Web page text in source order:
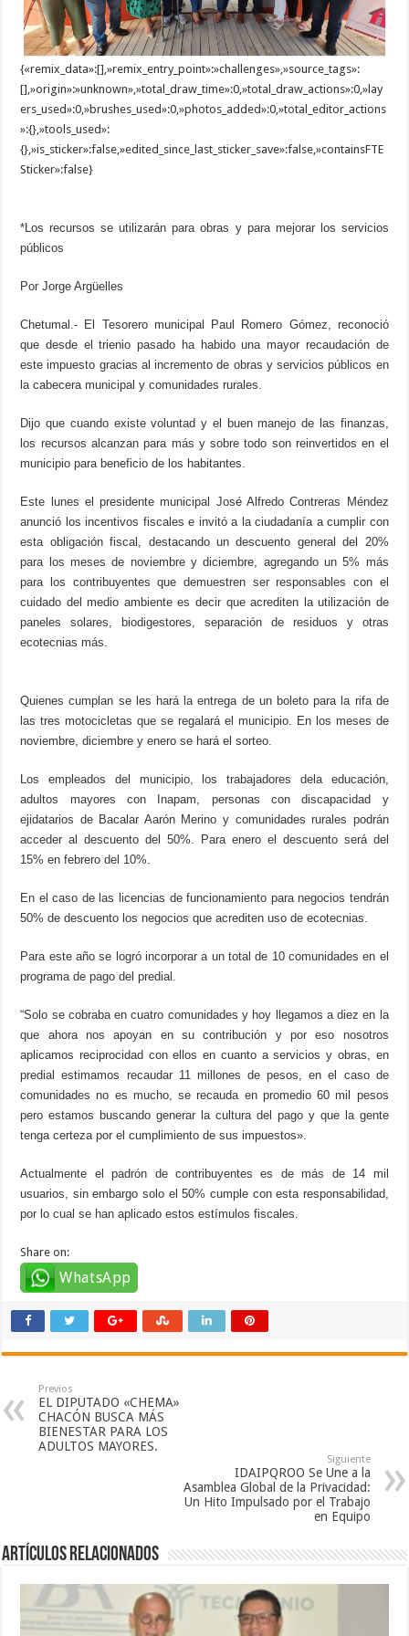
{«remix_data»:[],»remix_entry_point»:»challenges»,»source_tags»:
[],»origin»:»unknown»,»total_draw_time»:0,»total_draw_actions»:0,»lay
ers_used»:0,»brushes_used»:0,»photos_added»:0,»total_editor_actions
»:{},»tools_used»:
{},»is_sticker»:false,»edited_since_last_sticker_save»:false,»containsFTE
Sticker»:false}
*Los recursos se utilizarán para obras y para mejorar los servicios
públicos
Por Jorge Argüelles
Chetumal.- El Tesorero municipal Paul Romero Gómez, reconoció
que desde el trienio pasado ha habido una mayor recaudación de
este impuesto gracias al incremento de obras y servicios públicos en
la cabecera municipal y comunidades rurales.
Dijo que cuando existe voluntad y el buen manejo de las finanzas,
los recursos alcanzan para más y sobre todo son reinvertidos en el
municipio para beneficio de los habitantes.
Este lunes el presidente municipal José Alfredo Contreras Méndez
anunció los incentivos fiscales e invitó a la ciudadanía a cumplir con
esta obligación fiscal, destacando un descuento general del 20%
para los meses de noviembre y diciembre, agregando un 5% más
para los contribuyentes que demuestren ser responsables con el
cuidado del medio ambiente es decir que acrediten la utilización de
paneles solares, biodigestores, separación de residuos y otras
ecotecnias más.
Quienes cumplan se les hará la entrega de un boleto para la rifa de
las tres motocicletas que se regalará el municipio. En los meses de
noviembre, diciembre y enero se hará el sorteo.
Los empleados del municipio, los trabajadores dela educación,
adultos mayores con Inapam, personas con discapacidad y
ejidatarios de Bacalar Aarón Merino y comunidades rurales podrán
acceder al descuento del 50%. Para enero el descuento será del
15% en febrero del 10%.
En el caso de las licencias de funcionamiento para negocios tendrán
50% de descuento los negocios que acrediten uso de ecotecnias.
Para este año se logró incorporar a un total de 10 comunidades en el
programa de pago del predial.
“Solo se cobraba en cuatro comunidades y hoy llegamos a diez en la
que ahora nos apoyan en su contribución y por eso nosotros
aplicamos reciprocidad con ellos en cuanto a servicios y obras, en
predial estimamos recaudar 11 millones de pesos, en el caso de
comunidades no es mucho, se recauda en promedio 60 mil pesos
pero estamos buscando generar la cultura del pago y que la gente
tenga certeza por el cumplimiento de sus impuestos».
Actualmente el padrón de contribuyentes es de más de 14 mil
usuarios, sin embargo solo el 50% cumple con esta responsabilidad,
por lo cual se han aplicado estos estímulos fiscales.
Share on:
WhatsApp
Previos
EL DIPUTADO «CHEMA»
CHACÓN BUSCA MÁS
BIENESTAR PARA LOS
ADULTOS MAYORES.
Siguiente
IDAIPQROO Se Une a la
Asamblea Global de la Privacidad:
Un Hito Impulsado por el Trabajo
en Equipo
Artículos relacionados